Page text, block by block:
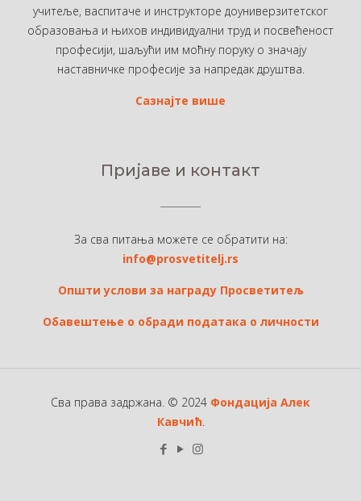
учитеље, васпитаче и инструкторе доуниверзитетског
образовања и њихов индивидуални труд и посвећеност
професији, шаљући им моћну поруку о значају
наставничке професије за напредак друштва.
Сазнајте више
Пријаве и контакт
За сва питања можете се обратити на:
info@prosvetitelj.rs
Општи услови за награду Просветитељ
Обавештење о обради података о личности
Сва права задржана. © 2024 Фондација Алек
Кавчић.